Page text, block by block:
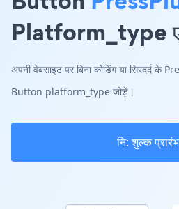
Platform_type
अपनी वेबसाइट पर बिना कोडिंग या सिरदर्द
Button platform_type जोड़ें।
नि: शुल्क